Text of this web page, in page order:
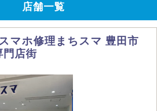
店舗一覧
マホ修理まちスマ 豊田市
門店街